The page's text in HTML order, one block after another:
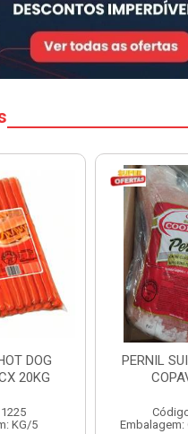
C/OSSO
KG
± 19,56 KG